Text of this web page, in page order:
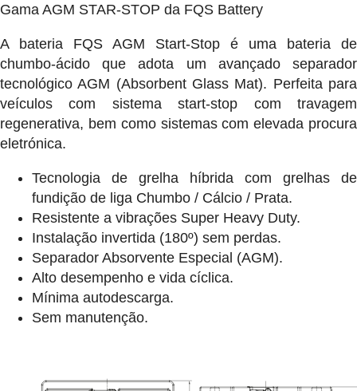
Gama AGM STAR-STOP da FQS Battery
A bateria FQS AGM Start-Stop é uma bateria de
chumbo-ácido que adota um avançado separador
tecnológico AGM (Absorbent Glass Mat). Perfeita para
veículos com sistema start-stop com travagem
regenerativa, bem como sistemas com elevada procura
eletrónica.
Tecnologia de grelha híbrida com grelhas de
fundição de liga Chumbo / Cálcio / Prata.
Resistente a vibrações Super Heavy Duty.
Instalação invertida (180º) sem perdas.
Separador Absorvente Especial (AGM).
Alto desempenho e vida cíclica.
Mínima autodescarga.
Sem manutenção.